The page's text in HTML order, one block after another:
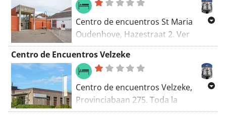
Centro de encuentros St Maria
Oudenhove, Hazestraat 2. Ver
https://www.zottegem.be
Centro de Encuentros Velzeke
Centro de encuentros Velzeke,
Provinciabaan 275. Toda la
información en